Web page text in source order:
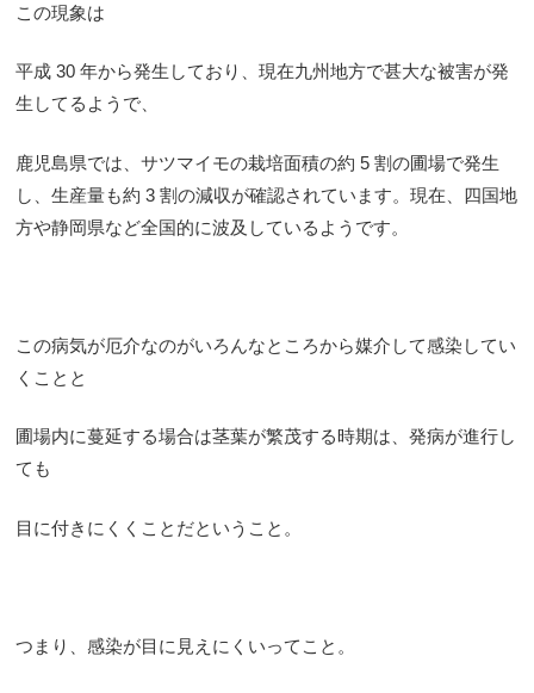
この現象は
平成 30 年から発生しており、現在九州地方で甚大な被害が発
生してるようで、
鹿児島県では、サツマイモの栽培面積の約 5 割の圃場で発生
し、生産量も約 3 割の減収が確認されています。現在、四国地
方や静岡県など全国的に波及しているようです。
この病気が厄介なのがいろんなところから媒介して感染してい
くことと
圃場内に蔓延する場合は茎葉が繁茂する時期は、発病が進行し
ても
目に付きにくくことだということ。
つまり、感染が目に見えにくいってこと。